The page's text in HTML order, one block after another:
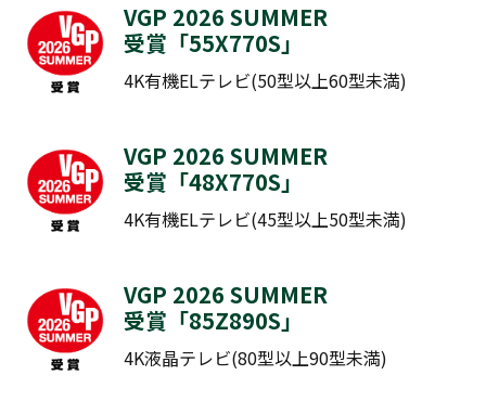
VGP 2026 SUMMER
受賞「55X770S​​​​​​」
4K有機ELテレビ(50型以上60型未満)
VGP 2026 SUMMER
受賞「48X770S​​​​​​」
4K有機ELテレビ(45型以上50型未満)
VGP 2026 SUMMER
受賞「85Z890S​​​​​​」
4K液晶テレビ(80型以上90型未満)